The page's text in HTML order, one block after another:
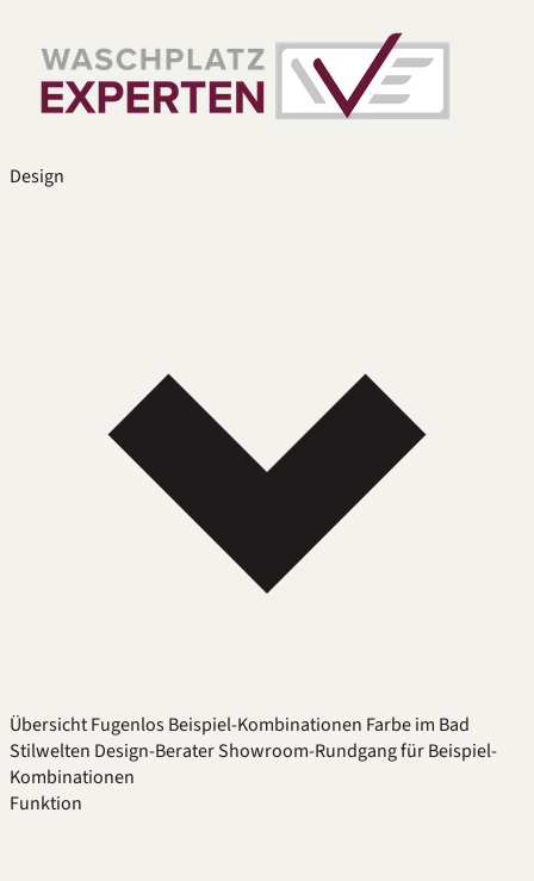
Design
ÜbersichtFugenlosBeispiel-Kombinationen Farbe im Bad
Stilwelten Design-BeraterShowroom-Rundgang für Beispiel-
Kombinationen
Funktion